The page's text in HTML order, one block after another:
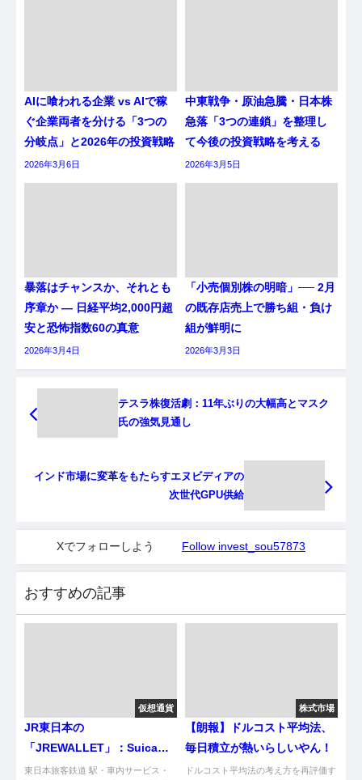
AIに喰われる企業 vs AIで稼
ぐ企業両者を分ける「3つの
分岐点」と2026年の投資戦略
2026年3月6日
中東戦争・原油急騰・日本株
急落「3つの連鎖」を整理し
て今後の投資戦略を考える
2026年3月5日
暴落はチャンスか、それとも
序章か ― 日経平均2,000円超
安と恐怖指数60の真意
2026年3月4日
「小売個別株の明暗」── 2月
の既存店売上で勝ち組・負け
組が鮮明に
2026年3月3日
テスラ株復活劇：11年ぶりの大幅高とマスク
氏の強気見通し
インド市場に変革をもたらすエヌビディアの
次世代GPU供給
Xでフォローしよう Follow invest_sou57873
おすすめの記事
仮想通貨
JR東日本の
「JREWALLET」：Suicaデ
ータを活用した新時代のブロ
東日本旅客鉄道 駅・車内サービス・
株式市場
【朗報】ドルコスト平均法、
毎日積立が熱いらしいやん！
ドルコスト平均法の考え方を再評価す